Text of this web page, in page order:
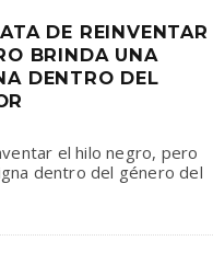
DE REINVENTAR
BRINDA UNA
DENTRO DEL
el hilo negro, pero
dentro del género del